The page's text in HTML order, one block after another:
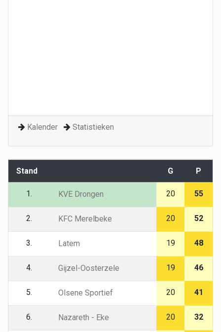
Kalender Statistieken
Stand G P
1. KVE Drongen 20 55
2. KFC Merelbeke 20 52
3. Latem 19 48
4. Gijzel-Oosterzele 19 46
5. Olsene Sportief 20 41
6. Nazareth - Eke 20 32